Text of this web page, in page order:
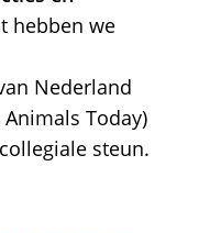
hebben we
Nederland
Today)
steun.